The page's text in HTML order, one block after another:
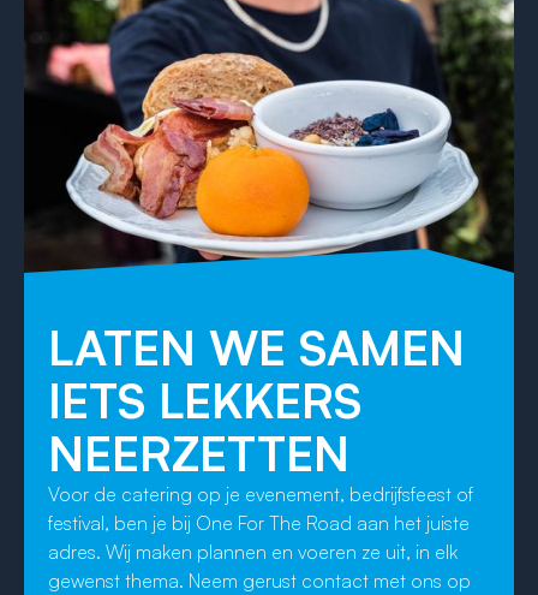
LATEN WE SAMEN
IETS LEKKERS
NEERZETTEN
Voor de catering op je evenement, bedrijfsfeest of
festival, ben je bij One For The Road aan het juiste
adres. Wij maken plannen en voeren ze uit, in elk
gewenst thema. Neem gerust contact met ons op